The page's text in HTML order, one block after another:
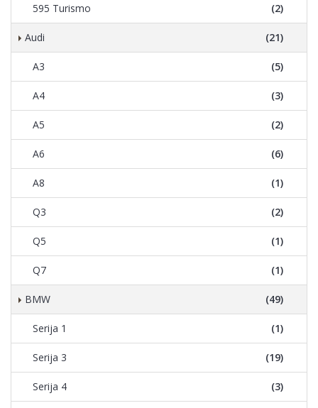
595 Turismo (2)
Audi (21)
A3 (5)
A4 (3)
A5 (2)
A6 (6)
A8 (1)
Q3 (2)
Q5 (1)
Q7 (1)
BMW (49)
Serija 1 (1)
Serija 3 (19)
Serija 4 (3)